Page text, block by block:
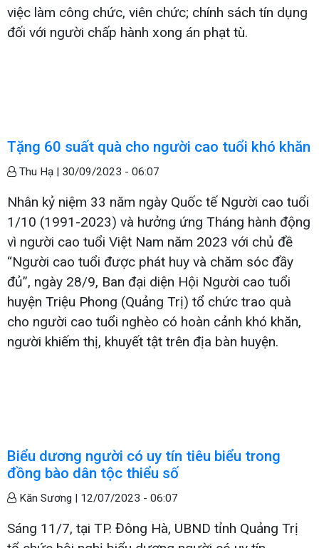
việc làm công chức, viên chức; chính sách tín dụng
đối với người chấp hành xong án phạt tù.
Tặng 60 suất quà cho người cao tuổi khó khăn
Thu Hạ | 30/09/2023 - 06:07
Nhân kỷ niệm 33 năm ngày Quốc tế Người cao tuổi
1/10 (1991-2023) và hưởng ứng Tháng hành động
vì người cao tuổi Việt Nam năm 2023 với chủ đề
“Người cao tuổi được phát huy và chăm sóc đầy
đủ”, ngày 28/9, Ban đại diện Hội Người cao tuổi
huyện Triệu Phong (Quảng Trị) tổ chức trao quà
cho người cao tuổi nghèo có hoàn cảnh khó khăn,
người khiếm thị, khuyết tật trên địa bàn huyện.
Biểu dương người có uy tín tiêu biểu trong
đồng bào dân tộc thiểu số
Kăn Sương | 12/07/2023 - 06:07
Sáng 11/7, tại TP. Đông Hà, UBND tỉnh Quảng Trị